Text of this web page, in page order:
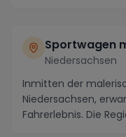
Sportwagen
Niedersachsen
Inmitten der
Niedersachsen,
Fahrerlebnis. Die